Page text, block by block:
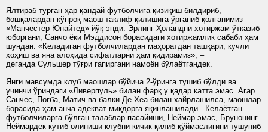
Ялтираб турган ҳар қандай футболчига қизиқиш билдириб,
бошқалардан кўпроқ маош таклиф қилишига ўрганиб қолганимиз
«Манчестер Юнайтед» йўқ энди. Эрлинг Ҳоландни хотиржам ўтказиб
юборгани, Санчо ёки Мэддисон борасидаги хотиржамлик сабаби ҳам
шундан. «Келадиган футболчилардан маҳоратдан ташқари, кучли
хоҳиш ва яна алоҳида сифатларни ҳам қидирамиз», –
деганда Сульшер тўғри гапиргани намоён бўлаётгандек.
Янги мавсумда клуб маошлар бўйича 2-ўринга тушиб бўлди ва
учинчи ўриндаги «Ливерпуль» билан фарқ у қадар катта эмас. Агар
Санчес, Погба, Матич ва балки Де Хеа билан хайрлашилса, маошлар
борасида ҳам анча адекват миқдорга яқинлашилади. Келаётган
футболчиларга бўлган талаблар пасайиши, Неймар эмас, Брунонинг
Неймардек кутиб олиниши клубни кичик қилиб қўймаслигини тушуниб